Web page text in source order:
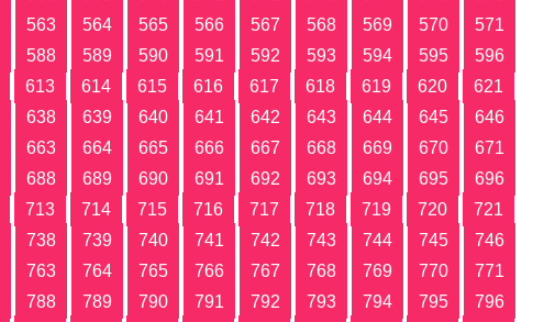
563 564 565 566 567 568 569 570
571
588 589 590 591 592 593 594 595
596
613 614 615 616 617 618 619 620
621
638 639 640 641 642 643 644 645
646
663 664 665 666 667 668 669 670
671
688 689 690 691 692 693 694 695
696
713 714 715 716 717 718 719 720
721
738 739 740 741 742 743 744 745
746
763 764 765 766 767 768 769 770
771
788 789 790 791 792 793 794 795
796